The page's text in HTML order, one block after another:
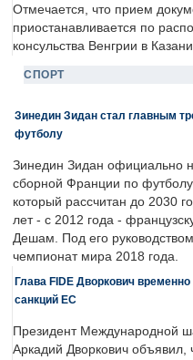
Отмечается, что прием
приостанавливается по
консульства Венгрии в
СПОРТ
Зинедин Зидан стал главным
футболу
Зинедин Зидан официально
сборной Франции по
который рассчитан до 2030
лет - с 2012 года -
Дешам. Под его
чемпионат мира 2018 года.
Глава FIDE Дворкович
санкций ЕС
Президент Международной
Аркадий Дворкович объявил,